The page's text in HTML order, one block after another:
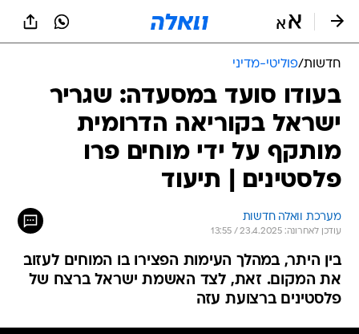
חדשות/פוליטי-מדיני
בעודו סועד במסעדה: שגריר
ישראל בקוריאה הדרומית
מותקף על ידי מוחים פרו
פלסטינים | תיעוד
מערכת וואלה חדשות
עודכן לאחרונה: 23.4.2025 / 13:55
בין היתר, במהלך העימות הפצירו בו המוחים לעזוב
את המקום. זאת, לצד האשמת ישראל ברצח של
פלסטינים ברצועת עזה